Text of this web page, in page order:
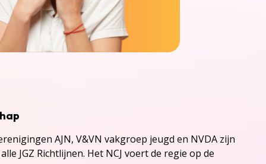
AJN, V&VN vakgroep jeugd en NVDA zijn
JGZ Richtlijnen. Het NCJ voert de regie op de